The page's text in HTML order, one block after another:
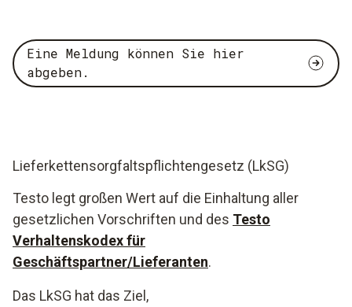
Eine Meldung können Sie hier
abgeben.
Lieferkettensorgfaltspflichtengesetz (LkSG)
Testo legt großen Wert auf die Einhaltung aller
gesetzlichen Vorschriften und des Testo
Verhaltenskodex für
Geschäftspartner/Lieferanten.
Das LkSG hat das Ziel,